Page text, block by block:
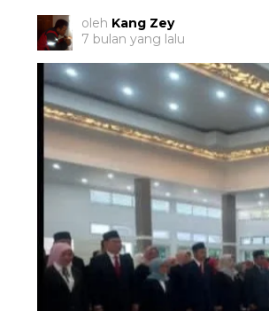
oleh Kang Zey
7 bulan yang lalu